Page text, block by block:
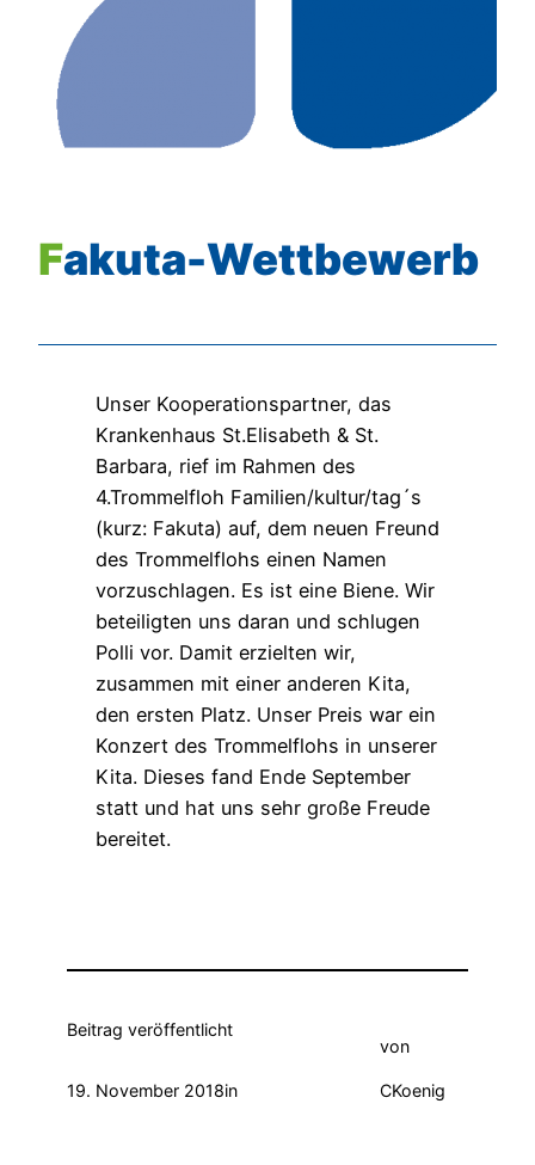
Fakuta-Wettbewerb
Unser Kooperationspartner, das
Krankenhaus St.Elisabeth & St.
Barbara, rief im Rahmen des
4.Trommelfloh Familien/kultur/tag´s
(kurz: Fakuta) auf, dem neuen Freund
des Trommelflohs einen Namen
vorzuschlagen. Es ist eine Biene. Wir
beteiligten uns daran und schlugen
Polli vor. Damit erzielten wir,
zusammen mit einer anderen Kita,
den ersten Platz. Unser Preis war ein
Konzert des Trommelflohs in unserer
Kita. Dieses fand Ende September
statt und hat uns sehr große Freude
bereitet.
Beitrag veröffentlicht
19. November 2018in
von
CKoenig